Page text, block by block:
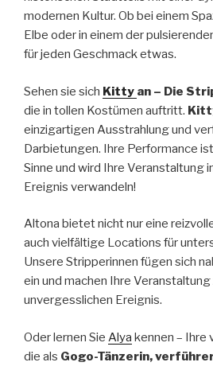
modernen Kultur. Ob bei einem
Elbe oder in einem der
für jeden Geschmack etwas.
Sehen sie sich Kitty an – Die
die in tollen Kostümen auftritt.
einzigartigen Ausstrahlung und
Darbietungen. Ihre Performance
Sinne und wird Ihre Veranstaltung
Ereignis verwandeln!
Altona bietet nicht nur eine
auch vielfältige Locations für
Unsere Stripperinnen fügen sich
ein und machen Ihre Veranstaltung
unvergesslichen Ereignis.
Oder lernen Sie Alya kennen – Ihre
die als Gogo-Tänzerin,